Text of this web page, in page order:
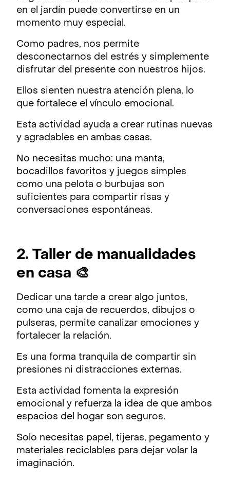
en el jardín puede convertirse en un
momento muy especial.
Como padres, nos permite
desconectarnos del estrés y simplemente
disfrutar del presente con nuestros hijos.
Ellos sienten nuestra atención plena, lo
que fortalece el vínculo emocional.
Esta actividad ayuda a crear rutinas nuevas
y agradables en ambas casas.
No necesitas mucho: una manta,
bocadillos favoritos y juegos simples
como una pelota o burbujas son
suficientes para compartir risas y
conversaciones espontáneas.
2. Taller de manualidades
en casa 🎨
Dedicar una tarde a crear algo juntos,
como una caja de recuerdos, dibujos o
pulseras, permite canalizar emociones y
fortalecer la relación.
Es una forma tranquila de compartir sin
presiones ni distracciones externas.
Esta actividad fomenta la expresión
emocional y refuerza la idea de que ambos
espacios del hogar son seguros.
Solo necesitas papel, tijeras, pegamento y
materiales reciclables para dejar volar la
imaginación.